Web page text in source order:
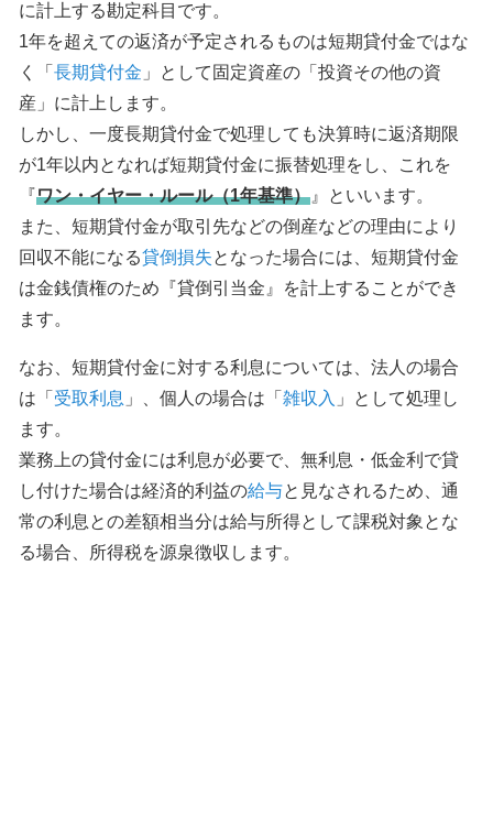
に計上する勘定科目です。
1年を超えての返済が予定されるものは短期貸付金ではな
く「 長期貸付金 」として固定資産の「投資その他の資
産」に計上します。
しかし、一度長期貸付金で処理しても決算時に返済期限
が1年以内となれば短期貸付金に振替処理をし、これを
『 ワン・イヤー・ルール（1年基準）』といいます。
また、短期貸付金が取引先などの倒産などの理由により
回収不能になる貸倒損失となった場合には、短期貸付金
は金銭債権のため『貸倒引当金』を計上することができ
ます。
なお、短期貸付金に対する利息については、法人の場合
は「 受取利息 」、個人の場合は「 雑収入 」として処理し
ます。
業務上の貸付金には利息が必要で、無利息・低金利で貸
し付けた場合は経済的利益の給与と見なされるため、通
常の利息との差額相当分は給与所得として課税対象とな
る場合、所得税を源泉徴収します。